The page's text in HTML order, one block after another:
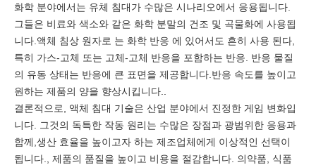
화학 분야에서는 유체 침대가 수많은 시나리오에서 응용됩니다.
그들은 비료와 색소와 같은 화학 분말의 건조 및 곡물화에 사용됩
니다.액체 침상 원자로 는 화학 반응 에 있어서도 흔히 사용 된다,
특히 가스-고체 또는 고체-고체 반응을 포함하는 반응. 반응 물질
의 유동 상태는 반응에 큰 표면을 제공합니다.반응 속도를 높이고
원하는 제품의 양을 향상시킵니다..
결론적으로, 액체 침대 기술은 산업 분야에서 진정한 게임 변화입
니다. 그것의 독특한 작동 원리는 수많은 장점과 광범위한 응용과
함께,생산 효율을 높이고자 하는 제조업체에게 이상적인 선택이
됩니다., 제품의 품질을 높이고 비용을 절감합니다. 의약품, 식품